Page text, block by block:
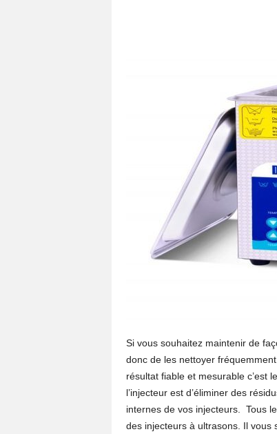
Si vous souhaitez maintenir de
donc de les nettoyer
résultat fiable et mesurable c’est
l’injecteur est d’éliminer des
internes de vos injecteurs. Tous
des injecteurs à ultrasons. Il